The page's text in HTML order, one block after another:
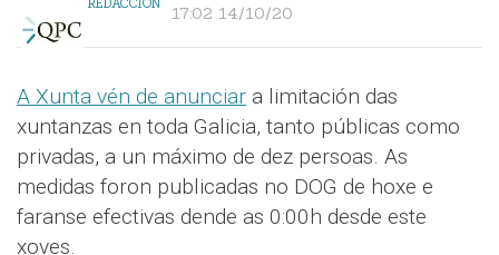
17:02 14/10/20
A Xunta vén de anunciar a limitación das
xuntanzas en toda Galicia, tanto públicas como
privadas, a un máximo de dez persoas. As
medidas foron publicadas no DOG de hoxe e
faranse efectivas dende as 0:00h desde este
xoves.